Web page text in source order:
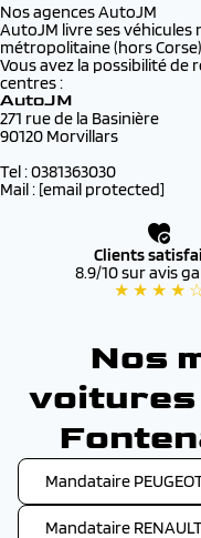
Nos agences AutoJM
AutoJM livre ses
métropolitaine (hors
Vous avez la possibilité
centres :
AutoJM
271 rue de la Basinière
90120 Morvillars
Tel : 0381363030
Mail : [email protected]
Clients
8.9/10 sur avis
★ ★ ★ ★
Nos
voitures
Mandataire
Mandataire